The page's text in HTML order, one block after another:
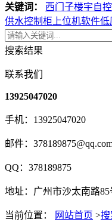
关键词： 西门子楼宇自控
供水控制柜 上位机软件低
搜索结果
联系我们
13925047020
手机：13925047020
邮件：
QQ：378189875
地址：广州市沙太南路85
当前位置： 网站首页 >搜